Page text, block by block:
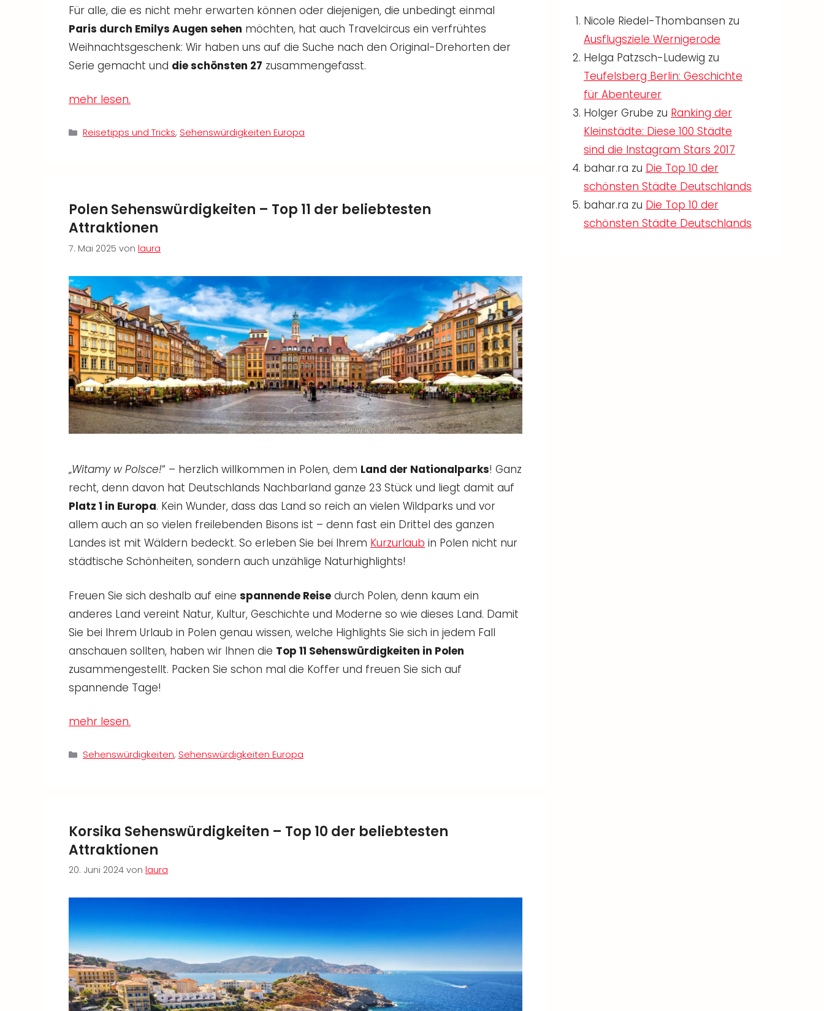
Für alle, die es nicht mehr erwarten können oder diejenigen, die unbedingt einmal
Paris durch Emilys Augen sehen möchten, hat auch Travelcircus ein verfrühtes
Weihnachtsgeschenk: Wir haben uns auf die Suche nach den Original-Drehorten der
Serie gemacht und die schönsten 27 zusammengefasst.
mehr lesen.
Kategorien
Reisetipps und Tricks, Sehenswürdigkeiten Europa
Polen Sehenswürdigkeiten – Top 11 der beliebtesten
Attraktionen
7. Mai 2025 von laura
„Witamy w Polsce!“ – herzlich willkommen in Polen, dem Land der Nationalparks! Ganz
recht, denn davon hat Deutschlands Nachbarland ganze 23 Stück und liegt damit auf
Platz 1 in Europa. Kein Wunder, dass das Land so reich an vielen Wildparks und vor
allem auch an so vielen freilebenden Bisons ist – denn fast ein Drittel des ganzen
Landes ist mit Wäldern bedeckt. So erleben Sie bei Ihrem Kurzurlaub in Polen nicht nur
städtische Schönheiten, sondern auch unzählige Naturhighlights!
Freuen Sie sich deshalb auf eine spannende Reise durch Polen, denn kaum ein
anderes Land vereint Natur, Kultur, Geschichte und Moderne so wie dieses Land. Damit
Sie bei Ihrem Urlaub in Polen genau wissen, welche Highlights Sie sich in jedem Fall
anschauen sollten, haben wir Ihnen die Top 11 Sehenswürdigkeiten in Polen
zusammengestellt. Packen Sie schon mal die Koffer und freuen Sie sich auf
spannende Tage!
mehr lesen.
Kategorien
Sehenswürdigkeiten, Sehenswürdigkeiten Europa
Korsika Sehenswürdigkeiten – Top 10 der beliebtesten
Attraktionen
20. Juni 2024 von laura
Nicole Riedel-Thombansen zu
Ausflugsziele Wernigerode
Helga Patzsch-Ludewig zu
Teufelsberg Berlin: Geschichte
für Abenteurer
Holger Grube zu Ranking der
Kleinstädte: Diese 100 Städte
sind die Instagram Stars 2017
bahar.ra zu Die Top 10 der
schönsten Städte Deutschlands
bahar.ra zu Die Top 10 der
schönsten Städte Deutschlands